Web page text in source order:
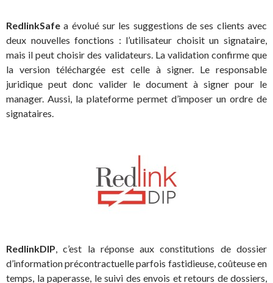
RedlinkSafe a évolué sur les suggestions de ses clients avec
deux nouvelles fonctions : l’utilisateur choisit un signataire,
mais il peut choisir des validateurs. La validation confirme que
la version téléchargée est celle à signer. Le responsable
juridique peut donc valider le document à signer pour le
manager. Aussi, la plateforme permet d’imposer un ordre de
signataires.
RedlinkDIP, c’est la réponse aux constitutions de dossier
d’information précontractuelle parfois fastidieuse, coûteuse en
temps, la paperasse, le suivi des envois et retours de dossiers,